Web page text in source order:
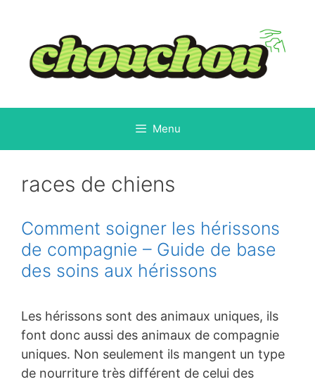
contenu
Menu
races de chiens
Comment soigner les hérissons
de compagnie – Guide de base
des soins aux hérissons
Les hérissons sont des animaux uniques, ils
font donc aussi des animaux de compagnie
uniques. Non seulement ils mangent un type
de nourriture très différent de celui des